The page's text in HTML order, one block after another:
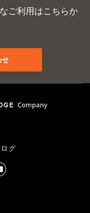
ご利用はこちらか
せ
グ